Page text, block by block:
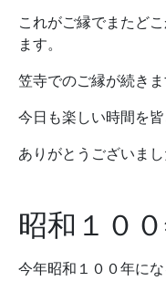
これがご縁でまたど
ます。
笠寺でのご縁が続きま
今日も楽しい時間を皆
ありがとうございまし
昭和１０
今年昭和１００年にな